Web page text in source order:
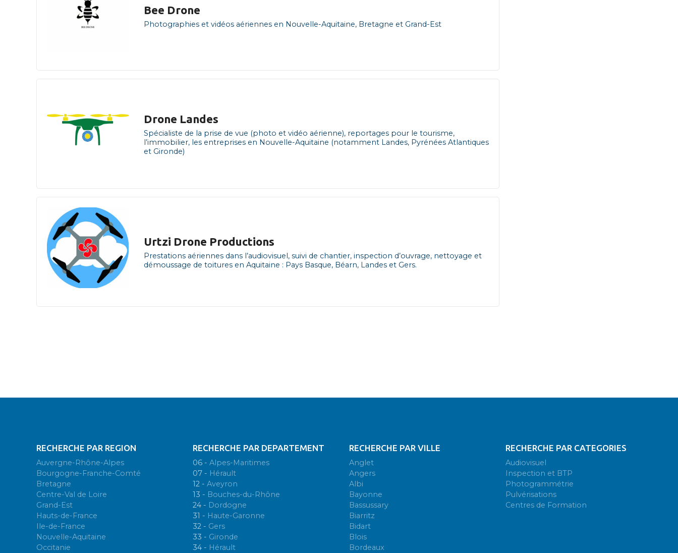
Bee Drone
Photographies et vidéos aériennes en Nouvelle-Aquitaine, Bretagne et Grand-Est
Drone Landes
Spécialiste de la prise de vue (photo et vidéo aérienne), reportages pour le tourisme,
l’immobilier, les entreprises en Nouvelle-Aquitaine (notamment Landes, Pyrénées Atlantiques
et Gironde)
Urtzi Drone Productions
Prestations aériennes dans l’audiovisuel, suivi de chantier, inspection d’ouvrage, nettoyage et
démoussage de toitures en Aquitaine : Pays Basque, Béarn, Landes et Gers.
i
t
i
o
n
d
RECHERCHE PAR REGION
Auvergne-Rhône-Alpes
Bourgogne-Franche-Comté
Bretagne
Centre-Val de Loire
Grand-Est
Hauts-de-France
Ile-de-France
Nouvelle-Aquitaine
Occitanie
RECHERCHE PAR DEPARTEMENT
06 - Alpes-Maritimes
07 - Hérault
12 - Aveyron
13 - Bouches-du-Rhône
24 - Dordogne
31 - Haute-Garonne
32 - Gers
33 - Gironde
34 - Hérault
RECHERCHE PAR VILLE
Anglet
Angers
Albi
Bayonne
Bassussary
Biarritz
Bidart
Blois
Bordeaux
RECHERCHE PAR CATEGORIES
Audiovisuel
Inspection et BTP
Photogrammétrie
Pulvérisations
Centres de Formation